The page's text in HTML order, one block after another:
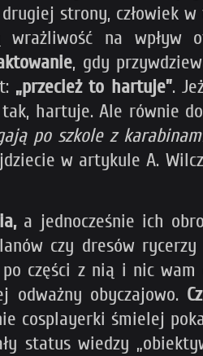
strony, człowiek
na wpływ
, gdy
„przecież to hartuje”.
hartuje. Ale równie
po szkole z
w artykule A.
a jednocześnie ich
czy dresów
części z nią i nic wam
odważny obyczajowo.
cosplayerki śmielej
status wiedzy